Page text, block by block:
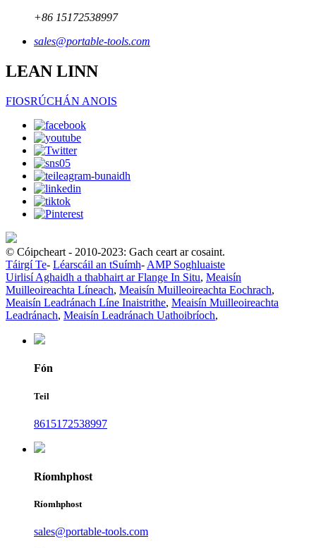
+86 15172538997
sales@portable-tools.com
LEAN LINN
FIOSRÚCHÁN ANOIS
© Cóipcheart - 2010-2023: Gach ceart ar cosaint.
Táirgí Te- Léarscáil an tSuímh- AMP Soghluaiste
Uirlisí Aghaidh a thabhairt ar Flange In Situ, Meaisín
Muilleoireachta Líneach, Meaisín Muilleoireachta Eochrach,
Meaisín Leadránach Líne Inaistrithe, Meaisín Muilleoireachta
Leadránach, Meaisín Leadránach Uathoibríoch,
Fón
Teil
8615172538997
Ríomhphost
Ríomhphost
sales@portable-tools.com